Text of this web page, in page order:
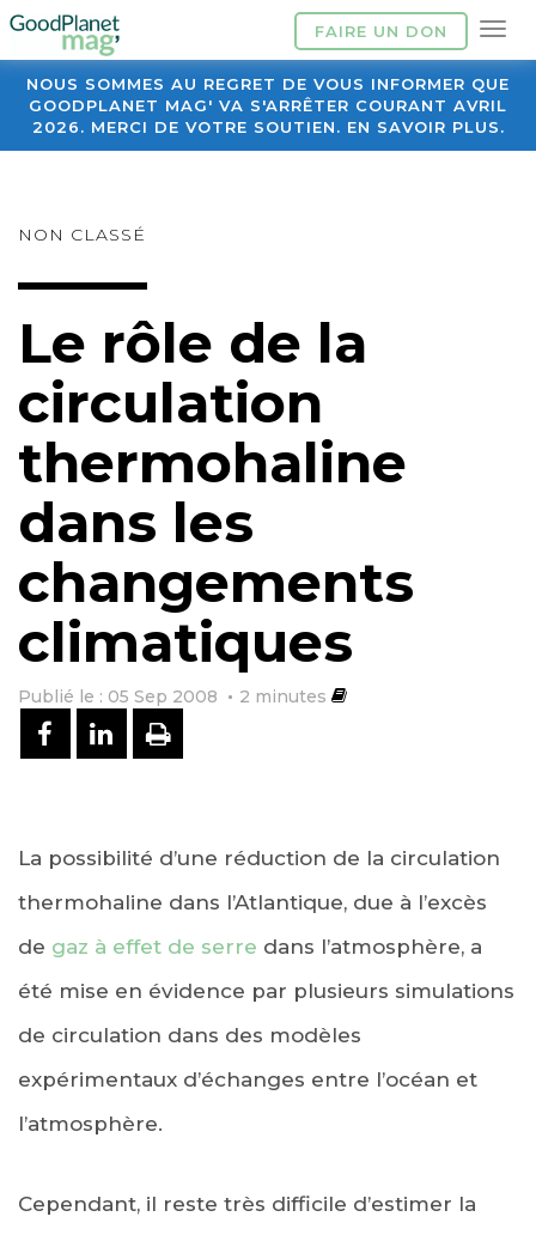
FAIRE UN DON
NOUS SOMMES AU REGRET DE VOUS INFORMER QUE
GOODPLANET MAG' VA S'ARRÊTER COURANT AVRIL
2026. MERCI DE VOTRE SOUTIEN. EN SAVOIR PLUS.
NON CLASSÉ
Le rôle de la
circulation
thermohaline
dans les
changements
climatiques
Publié le : 05 Sep 2008 2 minutes
PARTAGER SUR FACEBOOK
PARTAGER SUR LINKEDIN
IMPRIMER
La possibilité d’une réduction de la circulation
thermohaline dans l’Atlantique, due à l’excès
de gaz à effet de serre dans l’atmosphère, a
été mise en évidence par plusieurs simulations
de circulation dans des modèles
expérimentaux d’échanges entre l’océan et
l’atmosphère.
Cependant, il reste très difficile d’estimer la